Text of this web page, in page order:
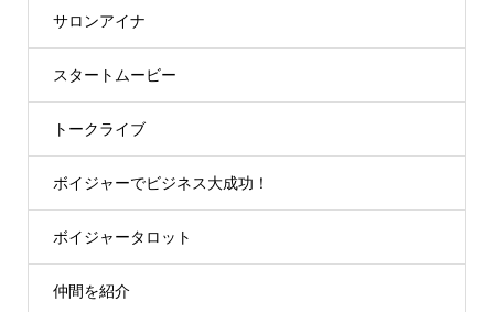
サロンアイナ
スタートムービー
トークライブ
ボイジャーでビジネス大成功！
ボイジャータロット
仲間を紹介